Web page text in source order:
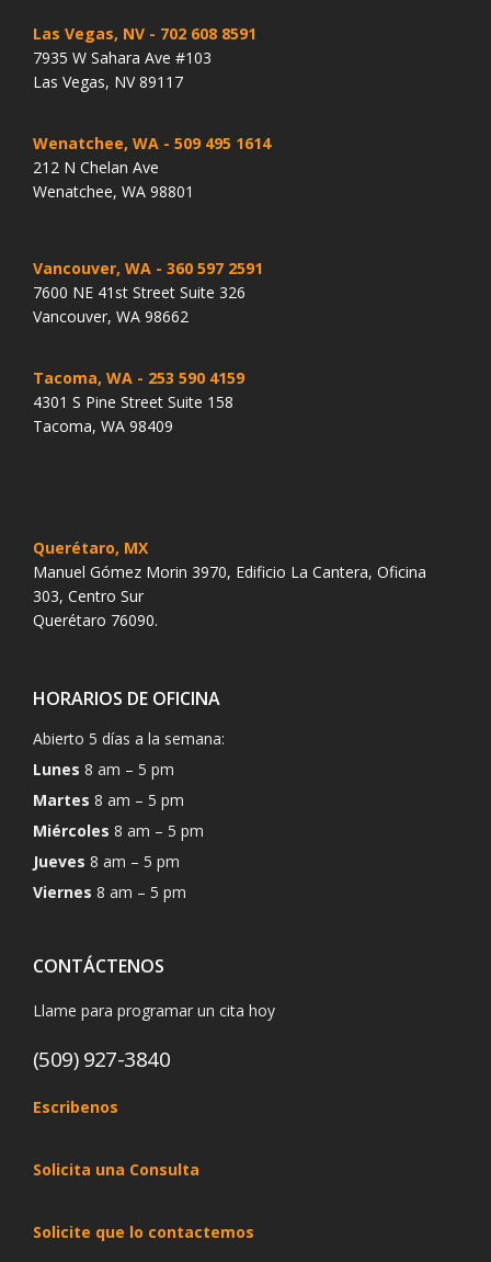
Las Vegas, NV - 702 608 8591
7935 W Sahara Ave #103
Las Vegas, NV 89117
Wenatchee, WA - 509 495 1614
212 N Chelan Ave
Wenatchee, WA 98801
Vancouver, WA - 360 597 2591
7600 NE 41st Street Suite 326
Vancouver, WA 98662
Tacoma, WA - 253 590 4159
4301 S Pine Street Suite 158
Tacoma, WA 98409
Querétaro, MX
Manuel Gómez Morin 3970, Edificio La Cantera, Oficina
303, Centro Sur
Querétaro 76090.
HORARIOS DE OFICINA
Abierto 5 días a la semana:
Lunes 8 am – 5 pm
Martes 8 am – 5 pm
Miércoles 8 am – 5 pm
Jueves 8 am – 5 pm
Viernes 8 am – 5 pm
CONTÁCTENOS
Llame para programar un cita hoy
(509) 927-3840
Escribenos
Solicita una Consulta
Solicite que lo contactemos